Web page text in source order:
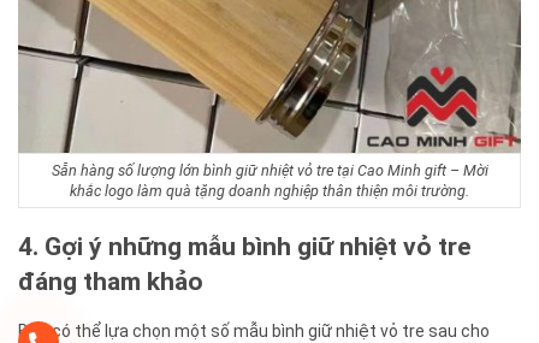
Sẵn hàng số lượng lớn bình giữ nhiệt vỏ tre tại Cao Minh gift – Mời
khắc logo làm quà tặng doanh nghiệp thân thiện môi trường.
4. Gợi ý những mẫu bình giữ nhiệt vỏ tre
đáng tham khảo
Bạn có thể lựa chọn một số mẫu bình giữ nhiệt vỏ tre sau cho